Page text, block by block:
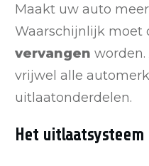
Maakt uw auto
Waarschijnlijk moet
vervangen worden.
vrijwel alle
uitlaatonderdelen.
Het uitlaatsysteem